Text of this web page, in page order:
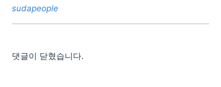
sudapeople
댓글이 닫혔습니다.